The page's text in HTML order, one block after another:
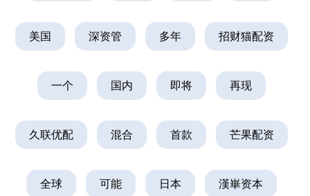
美国 深资管 多年 招财猫配资
一个 国内 即将 再现
久联优配 混合 首款 芒果配资
全球 可能 日本 漢崋资本